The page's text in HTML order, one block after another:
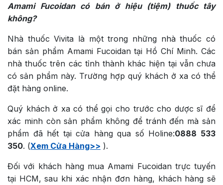
Amami Fucoidan có bán ở hiệu (tiệm) thuốc tây
không?
Nhà thuốc Vivita là một trong những nhà thuốc có
bán sản phẩm Amami Fucoidan tại Hồ Chí Minh. Các
nhà thuốc trên các tỉnh thành khác hiện tại vẫn chưa
có sản phẩm này. Trường hợp quý khách ở xa có thể
đặt hàng online.
Quý khách ở xa có thể gọi cho trước cho dược sĩ để
xác minh còn sản phẩm không để tránh đến mà sản
phẩm đã hết tại cửa hàng qua số Holine:0888 533
350. (Xem Cửa Hàng>> ).
Đối với khách hàng mua Amami Fucoidan trực tuyến
tại HCM, sau khi xác nhận đơn hàng, khách hàng sẽ